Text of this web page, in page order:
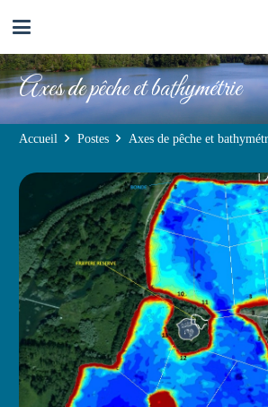
Axes de pêche et bathymétrie
Accueil Postes Axes de pêche et